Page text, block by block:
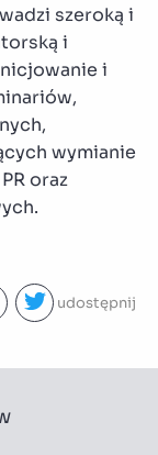
szeroką i
i
i
wymianie
oraz
udostępnij